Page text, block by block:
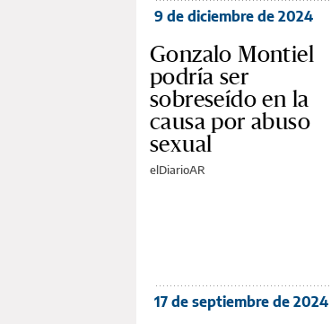
9 de diciembre de 2024
Gonzalo Montiel
podría ser
sobreseído en la
causa por abuso
sexual
elDiarioAR
17 de septiembre de 2024